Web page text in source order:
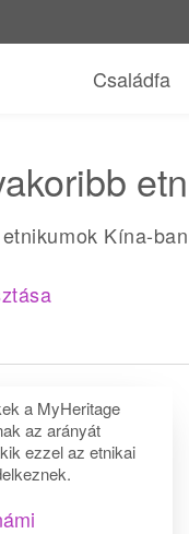
Családfa
Kína-
a MyHeritage
az arányát
ezzel az etnikai